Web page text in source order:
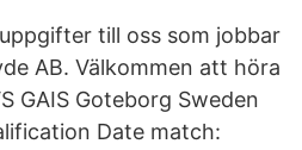
till oss som jobbar
AB. Välkommen att höra
GAIS Goteborg Sweden
Date match: